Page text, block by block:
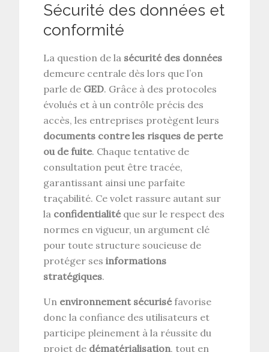
Sécurité des données et
conformité
La question de la sécurité des données
demeure centrale dès lors que l’on
parle de GED. Grâce à des protocoles
évolués et à un contrôle précis des
accès, les entreprises protègent leurs
documents contre les risques de perte
ou de fuite. Chaque tentative de
consultation peut être tracée,
garantissant ainsi une parfaite
traçabilité. Ce volet rassure autant sur
la confidentialitéque sur le respect des
normes en vigueur, un argument clé
pour toute structure soucieuse de
protéger sesinformations
stratégiques.
Un environnement sécuriséfavorise
donc la confiance des utilisateurs et
participe pleinement à la réussite du
projet de dématérialisation, tout en